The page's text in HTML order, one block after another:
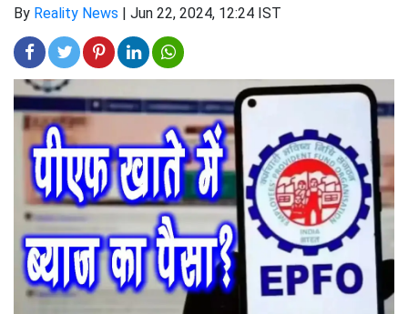
By Reality News | Jun 22, 2024, 12:24 IST